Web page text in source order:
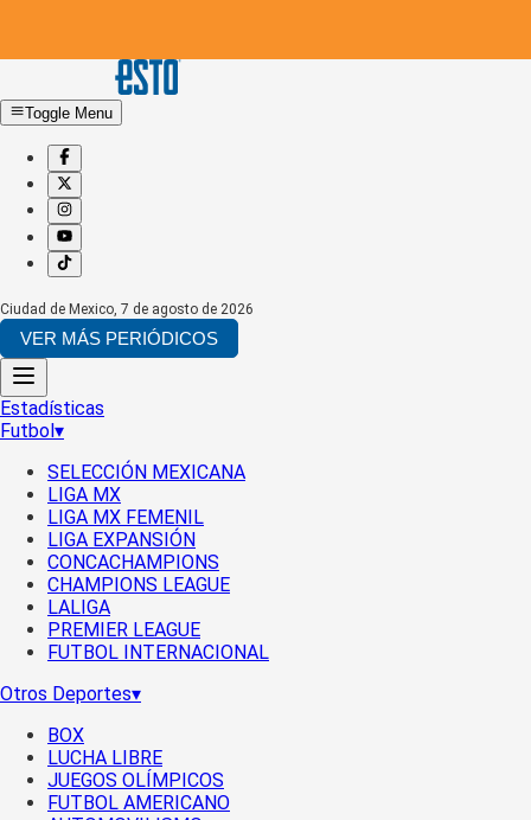
Toggle Menu
Ciudad de Mexico, 7 de agosto de 2026
VER MÁS PERIÓDICOS
Estadísticas
Futbol▾
SELECCIÓN MEXICANA
LIGA MX
LIGA MX FEMENIL
LIGA EXPANSIÓN
CONCACHAMPIONS
CHAMPIONS LEAGUE
LALIGA
PREMIER LEAGUE
FUTBOL INTERNACIONAL
Otros Deportes▾
BOX
LUCHA LIBRE
JUEGOS OLÍMPICOS
FUTBOL AMERICANO